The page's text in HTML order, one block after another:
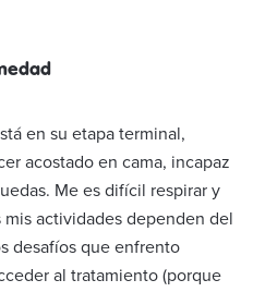
en su etapa terminal,
acostado en cama, incapaz
Me es difícil respirar y
actividades dependen del
desafíos que enfrento
al tratamiento (porque